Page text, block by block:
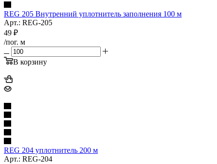
REG 205 Внутренний уплотнитель заполнения 100 м
Арт.: REG-205
49 ₽
/пог. м
В корзину
REG 204 уплотнитель 200 м
Арт.: REG-204